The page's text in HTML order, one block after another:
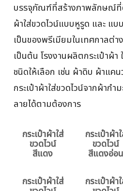
บรรจุภัณฑ์ที่สร้างภาพลักษณ์ที่
ผ้าใส่ขวดไวน์แบบหูรูด และ แ
เป็นของพรีเมียมในเทศกาลต่
เป็นต้น โรงงานผลิตกระเป๋าผ้า
ชนิดให้เลือก เช่น ผ้าดิบ ผ้าแค
กระเป๋าผ้าใส่ขวดไวน์จากผ้าก
ลายได้ตามต้องการ
กระเป๋าผ้าใส่
ขวดไวน์
สีแดง
กระเป๋าผ้า
ขวดไวน์
สีแดงอ่อน
กระเป๋าผ้าใส่ กระเป๋าผ้า